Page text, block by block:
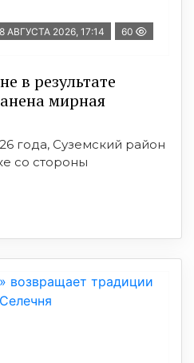
8 АВГУСТА 2026, 17:14 60
в результате
мирная
года, Суземский район
со стороны